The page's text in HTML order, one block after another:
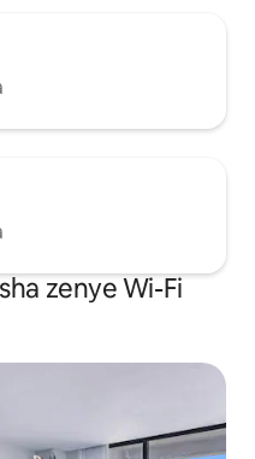
zenye Wi-Fi